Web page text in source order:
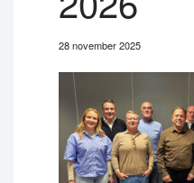
28 november 2025